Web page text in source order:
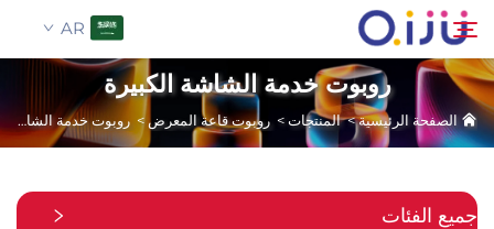
AR
الصفحة الرئيسية
من نحن
روبوت خدمة الشاشة الكبيرة
الصفحة الرئيسية>المنتجات> روبوت قاعة المعرض> روبوت خدمة الشاشة الكبيرة
جميع الفئات